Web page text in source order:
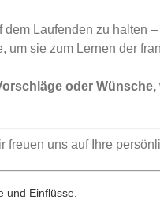
Laufenden zu halten
um sie zum Lernen der
oder Wünsche,
freuen uns auf Ihre
und Einflüsse.